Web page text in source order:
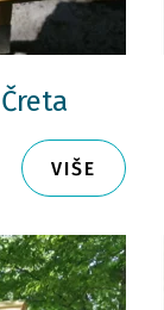
VIŠE